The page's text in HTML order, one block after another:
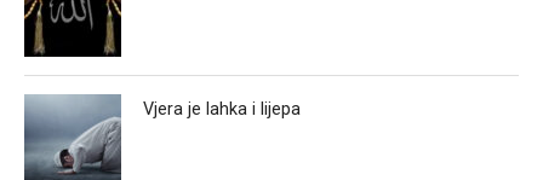
Vjera je lahka i lijepa